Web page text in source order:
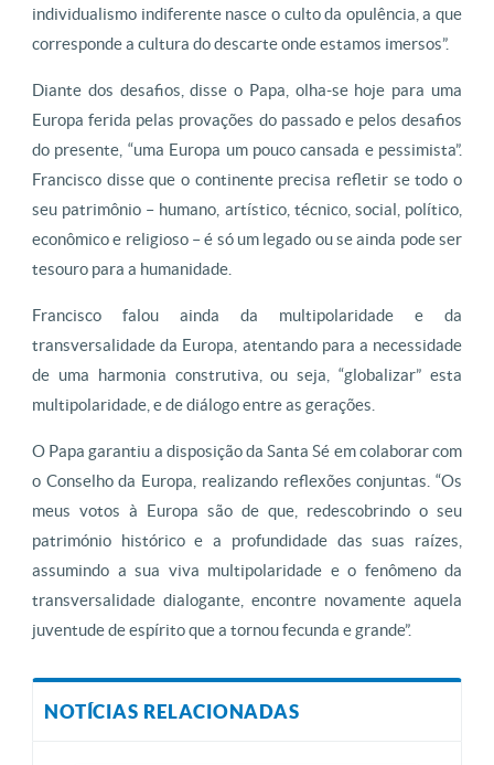
individualismo indiferente nasce o culto da opulência, a que
corresponde a cultura do descarte onde estamos imersos”.
Diante dos desafios, disse o Papa, olha-se hoje para uma
Europa ferida pelas provações do passado e pelos desafios
do presente, “uma Europa um pouco cansada e pessimista”.
Francisco disse que o continente precisa refletir se todo o
seu patrimônio – humano, artístico, técnico, social, político,
econômico e religioso – é só um legado ou se ainda pode ser
tesouro para a humanidade.
Francisco falou ainda da multipolaridade e da
transversalidade da Europa, atentando para a necessidade
de uma harmonia construtiva, ou seja, “globalizar” esta
multipolaridade, e de diálogo entre as gerações.
O Papa garantiu a disposição da Santa Sé em colaborar com
o Conselho da Europa, realizando reflexões conjuntas. “Os
meus votos à Europa são de que, redescobrindo o seu
património histórico e a profundidade das suas raízes,
assumindo a sua viva multipolaridade e o fenômeno da
transversalidade dialogante, encontre novamente aquela
juventude de espírito que a tornou fecunda e grande”.
NOTÍCIAS RELACIONADAS